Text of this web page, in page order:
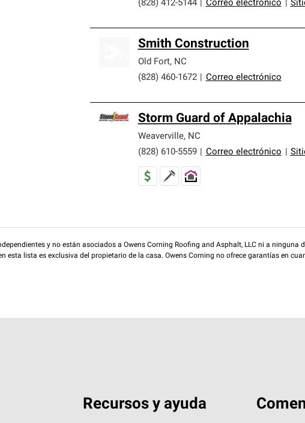
(828) 412-5144
Correo electrónico
Smith Construction
Old Fort, NC
(828) 460-1672
Correo electrónico
Storm Guard of Appalachia
Weaverville, NC
(828) 610-5559
Correo electrónico
y no están asociados a Owens Corning Roofing and Asphalt, LLC ni a ninguna
esta lista es exclusiva del propietario de la casa. Owens Corning no ofrece garantías en
Recursos y ayuda